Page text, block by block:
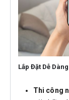
Lắp Đặt Dễ
Thi công